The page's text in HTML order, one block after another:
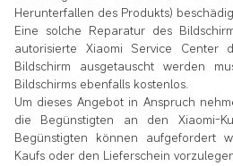
Herunterfallen des Produkts)
Eine solche Reparatur des
autorisierte Xiaomi Service
Bildschirm ausgetauscht werden
Bildschirms ebenfalls kostenlos.
Um dieses Angebot in Anspruch
die Begünstigten an den Xiaomi-
Begünstigten können aufgefordert
Kaufs oder den Lieferschein